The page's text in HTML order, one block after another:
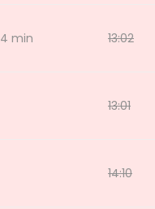
4 min 13:02
13:01
14:10